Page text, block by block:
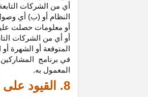
أي من الشركات
النظام أو (ب) أي
أو معلومات حصلت
أو أي من الشركات
المتوقعة أو الشهرة أو
في برنامج المشاركين
المعمول به.
8. القيود على المسؤولية